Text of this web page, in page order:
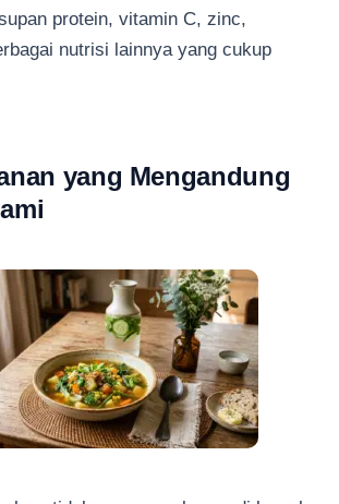
protein, vitamin C, zinc,
nutrisi lainnya yang cukup
yang Mengandung